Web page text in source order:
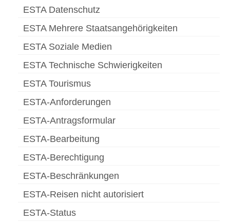
ESTA Datenschutz
ESTA Mehrere Staatsangehörigkeiten
ESTA Soziale Medien
ESTA Technische Schwierigkeiten
ESTA Tourismus
ESTA-Anforderungen
ESTA-Antragsformular
ESTA-Bearbeitung
ESTA-Berechtigung
ESTA-Beschränkungen
ESTA-Reisen nicht autorisiert
ESTA-Status